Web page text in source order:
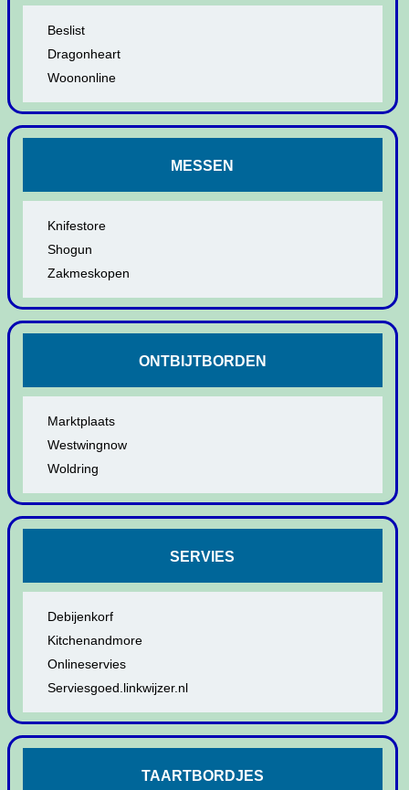
Beslist
Dragonheart
Woononline
MESSEN
Knifestore
Shogun
Zakmeskopen
ONTBIJTBORDEN
Marktplaats
Westwingnow
Woldring
SERVIES
Debijenkorf
Kitchenandmore
Onlineservies
Serviesgoed.linkwijzer.nl
TAARTBORDJES